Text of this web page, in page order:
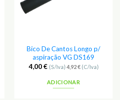
Bico De Cantos Longo p/
aspiração VG DS169
4,00€ (S/Iva) 4,92€(C/Iva)
ADICIONAR